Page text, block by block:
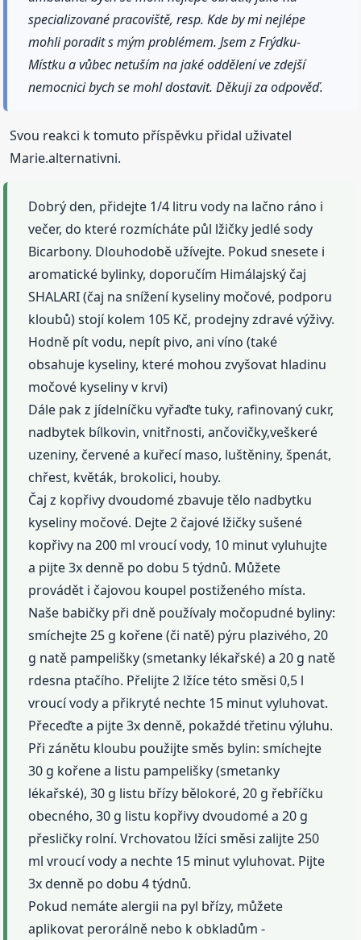
specializované pracoviště, resp. Kde by mi nejlépe
mohli poradit s mým problémem. Jsem z Frýdku-
Místku a vůbec netuším na jaké oddělení ve zdejší
nemocnici bych se mohl dostavit. Děkuji za odpověď.
Svou reakci k tomuto příspěvku přidal uživatel
Marie.alternativni.
Dobrý den, přidejte 1/4 litru vody na lačno ráno i
večer, do které rozmícháte půl lžičky jedlé sody
Bicarbony. Dlouhodobě užívejte. Pokud snesete i
aromatické bylinky, doporučím Himálajský čaj
SHALARI (čaj na snížení kyseliny močové, podporu
kloubů) stojí kolem 105 Kč, prodejny zdravé výživy.
Hodně pít vodu, nepít pivo, ani víno (také
obsahuje kyseliny, které mohou zvyšovat hladinu
močové kyseliny v krvi)
Dále pak z jídelníčku vyřaďte tuky, rafinovaný cukr,
nadbytek bílkovin, vnitřnosti, ančovičky,veškeré
uzeniny, červené a kuřecí maso, luštěniny, špenát,
chřest, květák, brokolici, houby.
Čaj z kopřivy dvoudomé zbavuje tělo nadbytku
kyseliny močové. Dejte 2 čajové lžičky sušené
kopřivy na 200 ml vroucí vody, 10 minut vyluhujte
a pijte 3x denně po dobu 5 týdnů. Můžete
provádět i čajovou koupel postiženého místa.
Naše babičky při dně používaly močopudné byliny:
smíchejte 25 g kořene (či natě) pýru plazivého, 20
g natě pampelišky (smetanky lékařské) a 20 g natě
rdesna ptačího. Přelijte 2 lžíce této směsi 0,5 l
vroucí vody a přikryté nechte 15 minut vyluhovat.
Přeceďte a pijte 3x denně, pokaždé třetinu výluhu.
Při zánětu kloubu použijte směs bylin: smíchejte
30 g kořene a listu pampelišky (smetanky
lékařské), 30 g listu břízy bělokoré, 20 g řebříčku
obecného, 30 g listu kopřivy dvoudomé a 20 g
přesličky rolní. Vrchovatou lžíci směsi zalijte 250
ml vroucí vody a nechte 15 minut vyluhovat. Pijte
3x denně po dobu 4 týdnů.
Pokud nemáte alergii na pyl břízy, můžete
aplikovat perorálně nebo k obkladům -